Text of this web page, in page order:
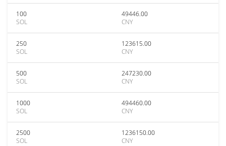
100
SOL
49446.00
CNY
250
SOL
123615.00
CNY
500
SOL
247230.00
CNY
1000
SOL
494460.00
CNY
2500
SOL
1236150.00
CNY